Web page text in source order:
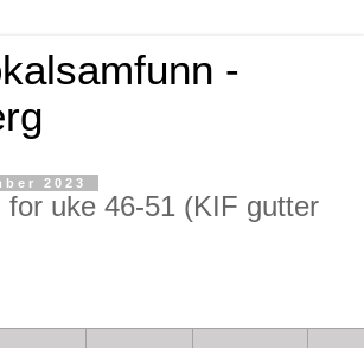
-
2023
for uke 46-51 (KIF gutter